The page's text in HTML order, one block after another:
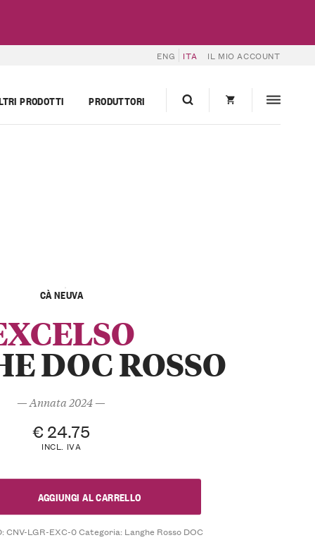
ENG ITA IL MIO ACCOUNT
PRODOTTI PRODUTTORI
CÀ NEUVA
DOC ROSSO
— Annata 2024 —
€24.75
INCL. IVA
AGGIUNGI AL CARRELLO
CNV-LGR-EXC-0Categoria: Langhe Rosso DOC